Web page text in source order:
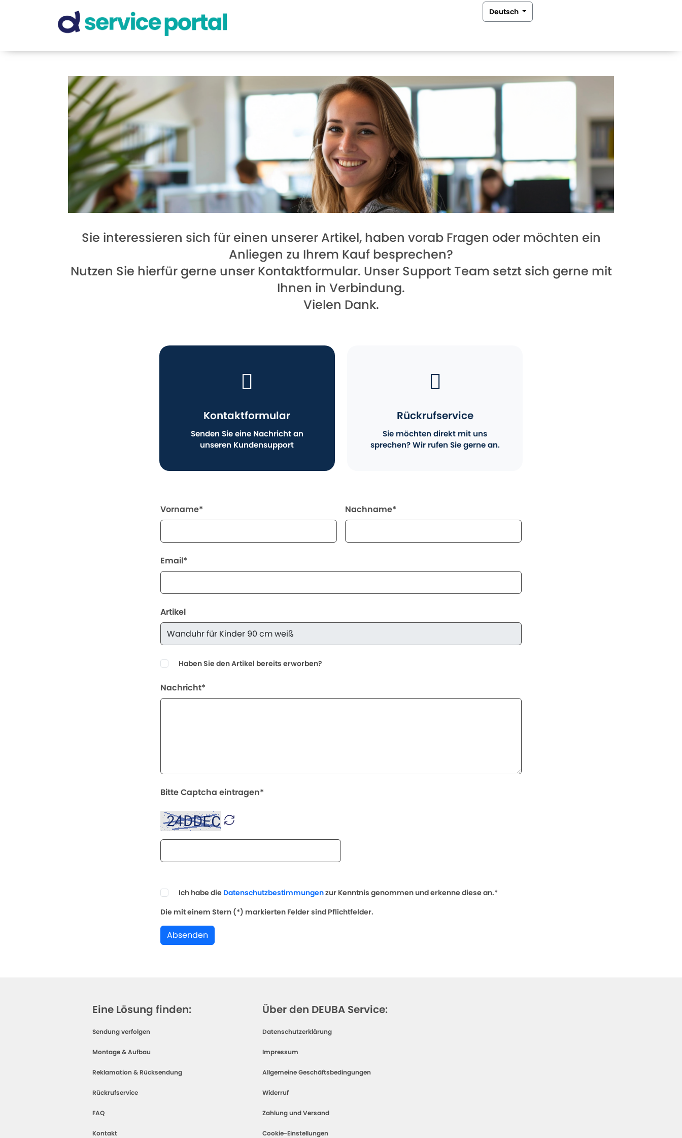
Deutsch
Sie interessieren sich für einen unserer Artikel, haben vorab Fragen oder möchten ein
Anliegen zu Ihrem Kauf besprechen?
Nutzen Sie hierfür gerne unser Kontaktformular. Unser Support Team setzt sich gerne mit
Ihnen in Verbindung.
Vielen Dank.
Kontaktformular
Senden Sie eine Nachricht an
unseren Kundensupport
Rückrufservice
Sie möchten direkt mit uns
sprechen? Wir rufen Sie gerne an.
Vorname* Nachname*
Email*
Artikel
Haben Sie den Artikel bereits erworben?
Nachricht*
Bitte Captcha eintragen*
Ich habe die Datenschutzbestimmungenzur Kenntnis genommen und erkenne diese an.*
Die mit einem Stern (*) markierten Felder sind Pflichtfelder.
Absenden
Eine Lösung finden:
Sendung verfolgen
Montage & Aufbau
Reklamation & Rücksendung
Rückrufservice
FAQ
Kontakt
Über den DEUBA Service:
Datenschutzerklärung
Impressum
Allgemeine Geschäftsbedingungen
Widerruf
Zahlung und Versand
Cookie-Einstellungen